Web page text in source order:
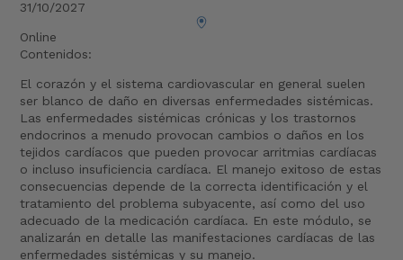
31/10/2027
Online
Contenidos:
El corazón y el sistema cardiovascular en general suelen
ser blanco de daño en diversas enfermedades sistémicas.
Las enfermedades sistémicas crónicas y los trastornos
endocrinos a menudo provocan cambios o daños en los
tejidos cardíacos que pueden provocar arritmias cardíacas
o incluso insuficiencia cardíaca. El manejo exitoso de estas
consecuencias depende de la correcta identificación y el
tratamiento del problema subyacente, así como del uso
adecuado de la medicación cardíaca. En este módulo, se
analizarán en detalle las manifestaciones cardíacas de las
enfermedades sistémicas y su manejo.